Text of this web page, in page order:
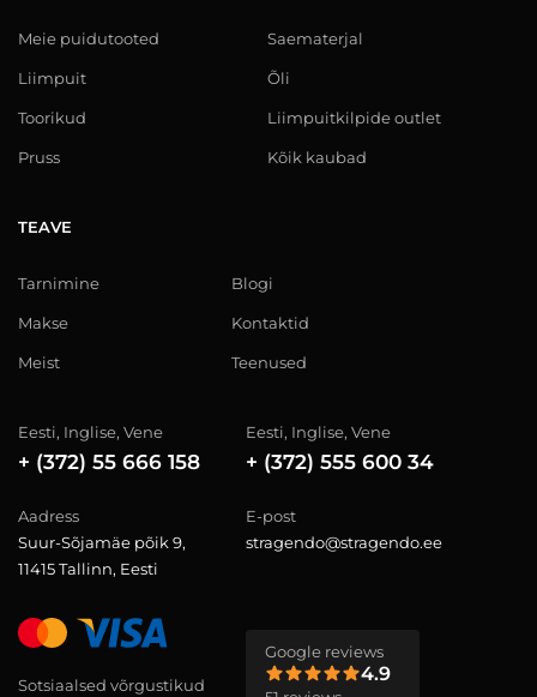
Meie puidutooted
Liimpuit
Toorikud
Pruss
Saematerjal
Õli
Liimpuitkilpide outlet
Kõik kaubad
TEAVE
Tarnimine
Makse
Meist
Blogi
Kontaktid
Teenused
Eesti, Inglise, Vene
+ (372) 55 666 158
Eesti, Inglise, Vene
+ (372) 555 600 34
Aadress
Suur-Sõjamäe põik 9,
11415 Tallinn, Eesti
E-post
stragendo@stragendo.ee
Sotsiaalsed võrgustikud
Google reviews
4.9